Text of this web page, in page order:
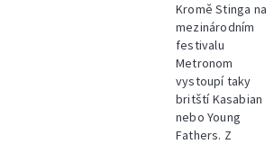
Kromě Stinga na
mezinárodním
festivalu
Metronom
vystoupí taky
britští Kasabian
nebo Young
Fathers. Z